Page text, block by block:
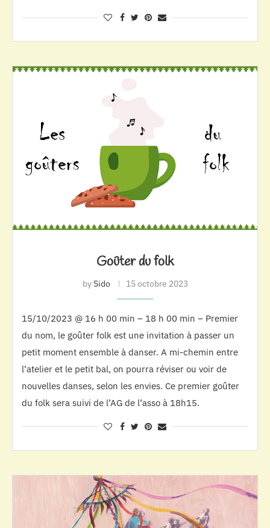
Goûter du folk
bySido 15 octobre 2023
15/10/2023 @ 16 h 00 min – 18 h 00 min – Premier
du nom, le goûter folk est une invitation à passer un
petit moment ensemble à danser. A mi-chemin entre
l’atelier et le petit bal, on pourra réviser ou voir de
nouvelles danses, selon les envies. Ce premier goûter
du folk sera suivi de l’AG de l’asso à 18h15.